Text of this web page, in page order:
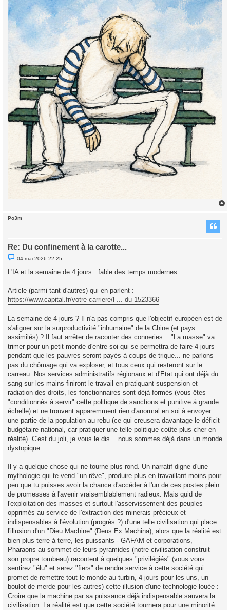
Po3m
Re: Du confinement à la carotte...
M
e
s
s
g
e
n
o
04 mai 2026 22:25
L'IA et la semaine de 4 jours : fable des temps modernes.
Article (parmi tant d'autres) qui en parlent :
https://www.capital.fr/votre-carriere/l ... du-1523366
La semaine de 4 jours ? Il n'a pas compris que l'objectif européen est de
s'aligner sur la surproductivité "inhumaine" de la Chine (et pays
assimilés) ? Il faut arrêter de raconter des conneries... "La masse" va
trimer pour un petit monde d'entre-soi qui se permettra de faire 4 jours
pendant que les pauvres seront payés à coups de trique... ne parlons
pas du chômage qui va exploser, et tous ceux qui resteront sur le
carreau. Nos services administratifs régionaux et d'Etat qui ont déjà du
sang sur les mains finiront le travail en pratiquant suspension et
radiation des droits, les fonctionnaires sont déjà formés (vous êtes
"conditionnés à servir" cette politique de sanctions et punitive à grande
échelle) et ne trouvent apparemment rien d'anormal en soi à envoyer
une partie de la population au rebu (ce qui creusera davantage le déficit
budgétaire national, car pratiquer une telle politique coûte plus cher en
réalité). C'est du joli, je vous le dis... nous sommes déjà dans un monde
dystopique.
Il y a quelque chose qui ne tourne plus rond. Un narratif digne d'une
mythologie qui te vend "un rêve", produire plus en travaillant moins pour
peu que tu puisses avoir la chance d'accéder à l'un de ces postes plein
de promesses à l'avenir vraisemblablement radieux. Mais quid de
l'exploitation des masses et surtout l'asservissement des peuples
opprimés au service de l'extraction des minerais précieux et
indispensables à l'évolution (progrès ?) d'une telle civilisation qui place
l'illusion d'un "Dieu Machine" (Deus Ex Machina), alors que la réalité est
bien plus terre à terre, les puissants - GAFAM et corporations,
Pharaons au sommet de leurs pyramides (notre civilisation construit
son propre tombeau) racontent à quelques "privilégiés" (vous vous
sentirez "élu" et serez "fiers" de rendre service à cette société qui
promet de remettre tout le monde au turbin, 4 jours pour les uns, un
boulot de merde pour les autres) cette illusion d'une technologie louée :
Croire que la machine par sa puissance déjà indispensable sauvera la
civilisation. La réalité est que cette société tournera pour une minorité